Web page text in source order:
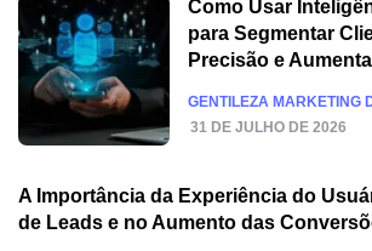
Como Usar
para Segmentar
Precisão e
POSTED
GENTILEZA MARKETING
31 DE JULHO DE 2026
A Importância da Experiência do
de Leads e no Aumento das